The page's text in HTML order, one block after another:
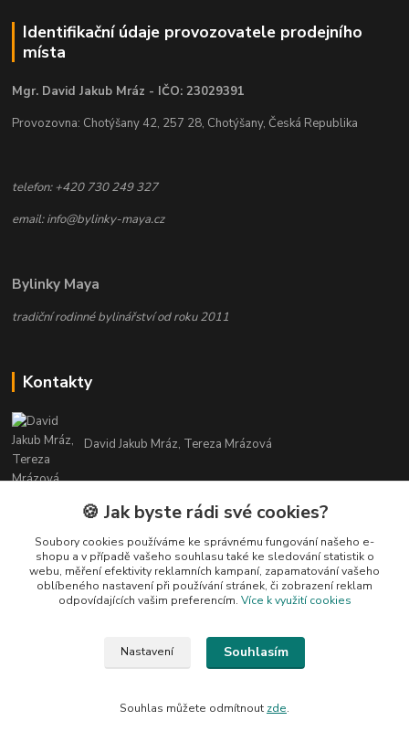
Identifikační údaje provozovatele prodejního
místa
Mgr. David Jakub Mráz - IČO: 23029391
Provozovna: Chotýšany 42, 257 28, Chotýšany, Česká Republika
telefon: +420 730 249 327
email: info@bylinky-maya.cz
Bylinky Maya
tradiční rodinné bylinářství od roku 2011
Kontakty
David Jakub Mráz, Tereza Mrázová
info@bylinky-maya.cz
je bez souhlasu kopírovat ani publikovat!
🍪 Jak byste rádi své cookies?
Soubory cookies používáme ke správnému fungování našeho e-
shopu a v případě vašeho souhlasu také ke sledování statistik o
webu, měření efektivity reklamních kampaní, zapamatování vašeho
oblíbeného nastavení při používání stránek, či zobrazení reklam
odpovídajících vašim preferencím. Více k využití cookies
Nastavení Souhlasím
Souhlas můžete odmítnout zde.